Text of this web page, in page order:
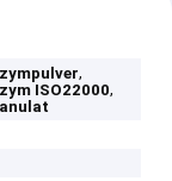
,
ISO22000,